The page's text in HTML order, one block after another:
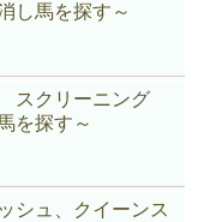
し馬を探す～
スクリーニング
を探す～
シュ、クイーンス